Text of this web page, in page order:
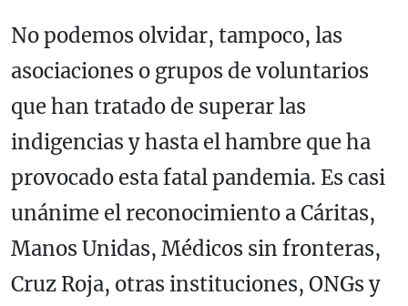
No podemos olvidar, tampoco, las
asociaciones o grupos de voluntarios
que han tratado de superar las
indigencias y hasta el hambre que ha
provocado esta fatal pandemia. Es casi
unánime el reconocimiento a Cáritas,
Manos Unidas, Médicos sin fronteras,
Cruz Roja, otras instituciones, ONGs y